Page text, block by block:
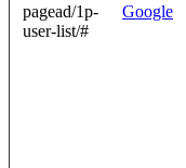
pagead/1p-
user-list/#
Google